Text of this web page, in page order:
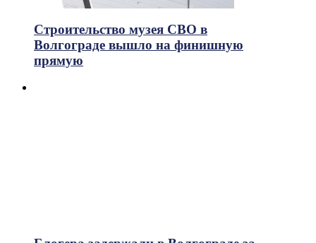
Строительство музея СВО в
Волгограде вышло на финишную
прямую